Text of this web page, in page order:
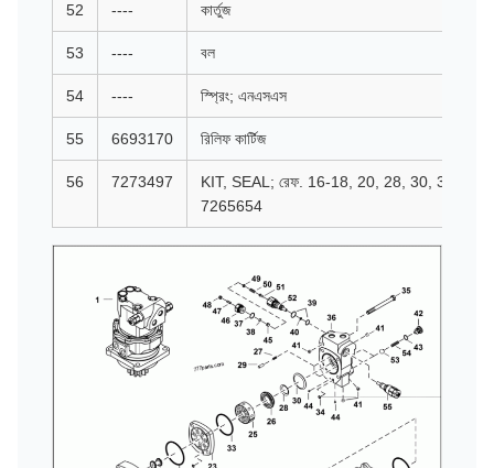
52 ---- কার্তুজ
53 ---- বল
54 ---- স্প্রিং; এনএসএস
55 6693170 রিলিফ কার্টিজ
56 7273497
KIT, SEAL; রেফ. 16-18, 20, 28, 30, 32-34,
7265654